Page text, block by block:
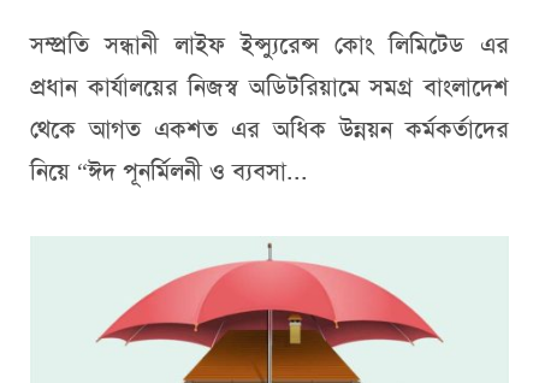
সম্প্রতি সন্ধানী লাইফ ইন্স্যুরেন্স কোং লিমিটেড এর
প্রধান কার্যালয়ের নিজস্ব অডিটরিয়ামে সমগ্র বাংলাদেশ
থেকে আগত একশত এর অধিক উন্নয়ন কর্মকর্তাদের
নিয়ে “ঈদ পূনর্মিলনী ও ব্যবসা...